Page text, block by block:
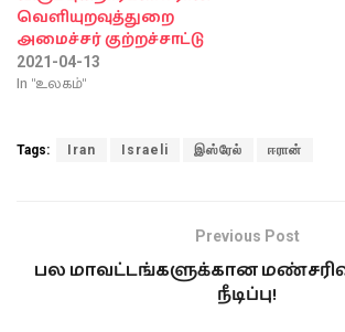
வெளியுறவுத்துறை
அமைச்சர் குற்றச்சாட்டு
2021-04-13
In "உலகம்"
Tags: Iran Israeli இஸ்ரேல் ஈரான்
Previous Post
பல மாவட்டங்களுக்கான
நீடிப்பு!